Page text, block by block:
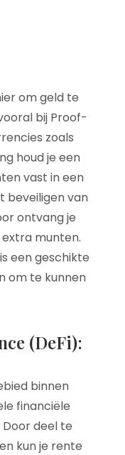
om geld te
bij Proof-
zoals
houd je een
vast in een
beveiligen van
ontvang je
munten.
een geschikte
om te kunnen
(DeFi):
binnen
financiële
deel te
kun je rente